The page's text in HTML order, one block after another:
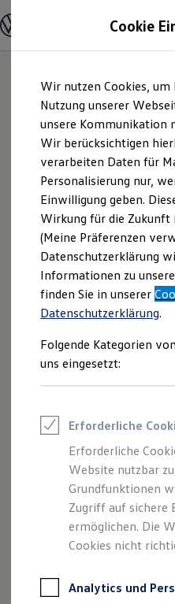
Hauptinhalt
springen
Footer
springen
Modelle & Konfigurator
Modelle
Vorgängermodelle
Oldtimer
Bulli Historie
Branchenlösungen &
Umbaulösungen
Auf- und Umbauten
Groß- und
Großkunden
Kommunen &
Journalisten
Sportvereine
Branchenlösungen
Bau &
Gewerbliche
Service &
Kurier, Logistik
Kühlfahrzeuge
Feuerwehr
ONE Business ID
Fahrzeuge online
Digitaler Marktplatz
Kauf & Finanzierung
Online-
Aktionen &
E-Auto-
Für
Für
Profi Paket
ProfiPartner
GmbH
Hier finden Sie
Autohaus
verantwortliche
und Angeboten,
Impressum
Datenschutzerklärung
Impressum
Autohaus Elmshorn GmbH
Cookie
Wir nutzen Cookies,
Nutzung unserer
unsere Kommunikation
Wir berücksichtigen
verarbeiten Daten für
Personalisierung nur,
Einwilligung geben.
Wirkung für die Zukunft
(Meine Präferenzen
Datenschutzerklärung
Informationen zu
finden Sie in unserer
Datenschutzerklärung.
Folgende Kategorien
uns eingesetzt:
Erforderliche
Erforderliche
Website nutzbar
Grundfunktionen
Zugriff auf sichere
ermöglichen. Die
Cookies nicht
Analytics und